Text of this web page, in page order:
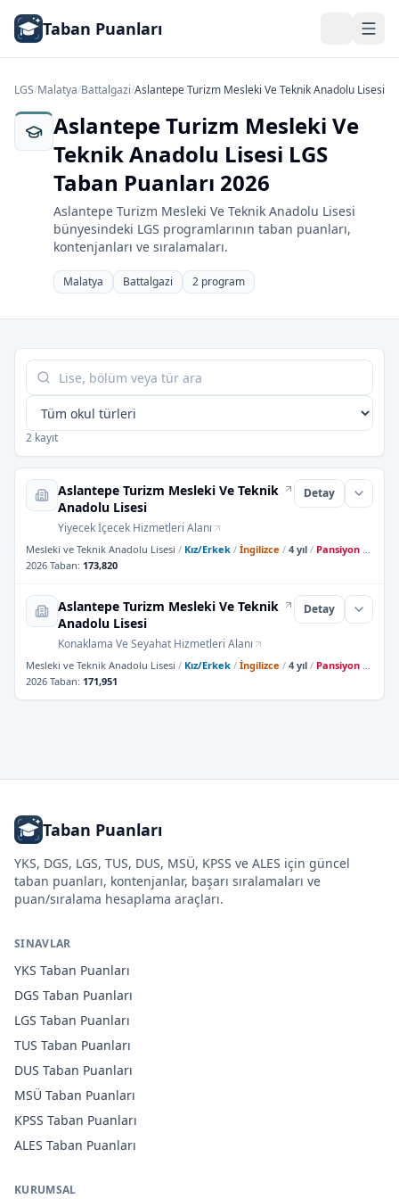
Taban Puanları
LGS/Malatya/Battalgazi/Aslantepe Turizm Mesleki Ve Teknik Anadolu Lisesi
Aslantepe Turizm Mesleki Ve
Teknik Anadolu Lisesi LGS
Taban Puanları 2026
Aslantepe Turizm Mesleki Ve Teknik Anadolu Lisesi
bünyesindeki LGS programlarının taban puanları,
kontenjanları ve sıralamaları.
Malatya Battalgazi 2 program
Tabloda ara
2 kayıt
Aslantepe Turizm Mesleki Ve Teknik
Anadolu Lisesi
Yiyecek İçecek Hizmetleri Alanı
Detay
Mesleki ve Teknik Anadolu Lisesi / Kız/Erkek / İngilizce / 4 yıl / Pansiyon Yok
2026 Taban: 173,820
Aslantepe Turizm Mesleki Ve Teknik
Anadolu Lisesi
Konaklama Ve Seyahat Hizmetleri Alanı
Detay
Mesleki ve Teknik Anadolu Lisesi / Kız/Erkek / İngilizce / 4 yıl / Pansiyon Yok
2026 Taban: 171,951
Taban Puanları
YKS, DGS, LGS, TUS, DUS, MSÜ, KPSS ve ALES için güncel
taban puanları, kontenjanlar, başarı sıralamaları ve
puan/sıralama hesaplama araçları.
SINAVLAR
YKS Taban Puanları
DGS Taban Puanları
LGS Taban Puanları
TUS Taban Puanları
DUS Taban Puanları
MSÜ Taban Puanları
KPSS Taban Puanları
ALES Taban Puanları
KURUMSAL